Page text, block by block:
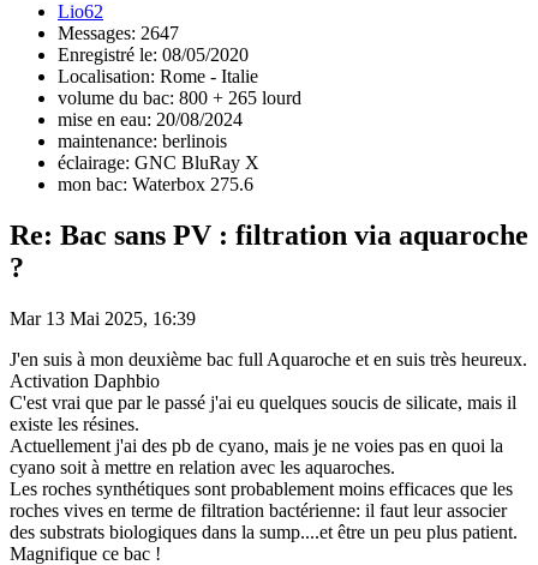
Lio62
Messages: 2647
Enregistré le: 08/05/2020
Localisation: Rome - Italie
volume du bac: 800 + 265 lourd
mise en eau: 20/08/2024
maintenance: berlinois
éclairage: GNC BluRay X
mon bac: Waterbox 275.6
Re: Bac sans PV : filtration via aquaroche
?
Mar 13 Mai 2025, 16:39
J'en suis à mon deuxième bac full Aquaroche et en suis très heureux.
Activation Daphbio
C'est vrai que par le passé j'ai eu quelques soucis de silicate, mais il
existe les résines.
Actuellement j'ai des pb de cyano, mais je ne voies pas en quoi la
cyano soit à mettre en relation avec les aquaroches.
Les roches synthétiques sont probablement moins efficaces que les
roches vives en terme de filtration bactérienne: il faut leur associer
des substrats biologiques dans la sump....et être un peu plus patient.
Magnifique ce bac !